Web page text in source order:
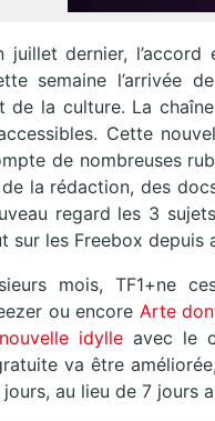
juillet dernier,
semaine l’arrivée
de la culture. La
Cette
de nombreuses
la rédaction, des
regard les 3
sur les Freebox depuis
mois, TF1+ne
ou encore Arte
idylle avec le
va être
au lieu de 7 jours